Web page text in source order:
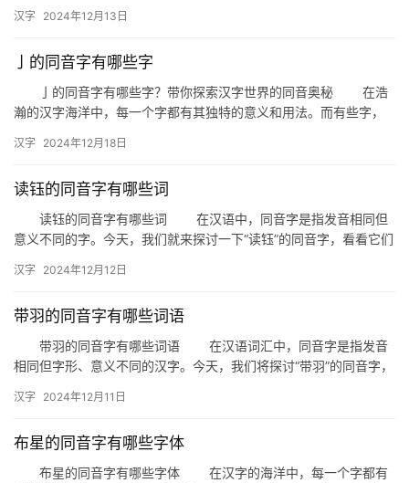
音
汉字 2024年12月13日
亅的同音字有哪些字
亅的同音字有哪些字？带你探索汉字世界的同音奥秘 在浩
瀚的汉字海洋中，每一个字都有其独特的意义和用法。而有些字，
与“…
汉字 2024年12月18日
读钰的同音字有哪些词
读钰的同音字有哪些词 在汉语中，同音字是指发音相同但
意义不同的字。今天，我们就来探讨一下“读钰”的同音字，看看它们
汉字 2024年12月12日
带羽的同音字有哪些词语
带羽的同音字有哪些词语 在汉语词汇中，同音字是指发音
相同但字形、意义不同的汉字。今天，我们将探讨“带羽”的同音字，
汉字 2024年12月11日
布星的同音字有哪些字体
布星的同音字有哪些字体 在汉字的海洋中，每一个字都有